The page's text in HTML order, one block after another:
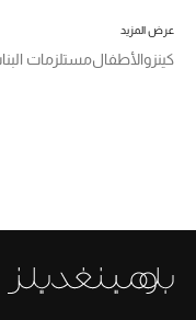
نسوقوا أحدث ما وصلنا
ما وصلنا حديثاً
عرض المزيد
كينزوالأطفالمستلزمات